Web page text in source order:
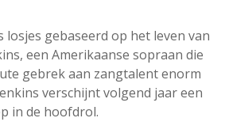
losjes gebaseerd op het leven van
een Amerikaanse sopraan die
gebrek aan zangtalent enorm
verschijnt volgend jaar een
in de hoofdrol.